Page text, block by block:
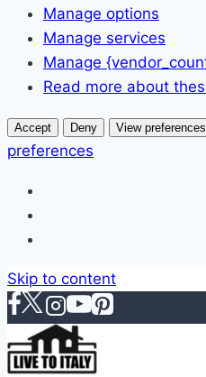
Manage options
Manage services
Manage
Read more about
Accept Deny View preferences
preferences
Skip to content